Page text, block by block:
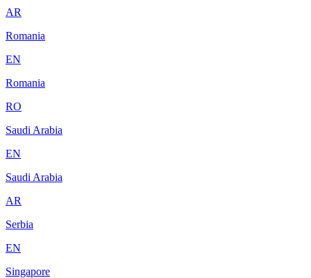
AR
Romania
EN
Romania
RO
Saudi Arabia
EN
Saudi Arabia
AR
Serbia
EN
Singapore